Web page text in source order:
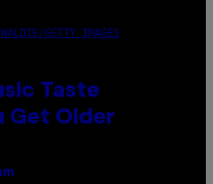
GETTY IMAGES
Taste
Get Older